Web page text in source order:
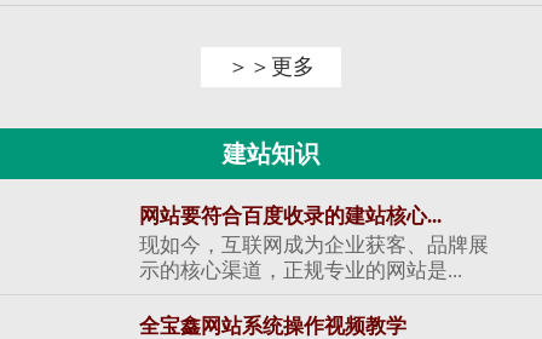
＞＞更多
建站知识
网站要符合百度收录的建站核心...
现如今，互联网成为企业获客、品牌展
示的核心渠道，正规专业的网站是...
全宝鑫网站系统操作视频教学